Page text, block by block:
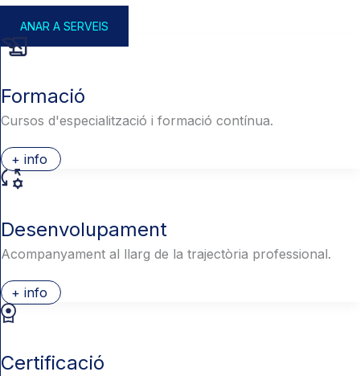
ANAR A SERVEIS
Formació
Cursos d'especialització i formació contínua.
+ info
Desenvolupament
Acompanyament al llarg de la trajectòria professional.
+ info
Certificació